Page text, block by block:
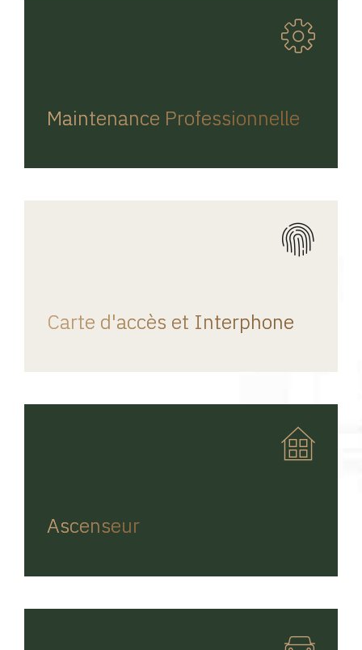
Maintenance Professionnelle
Carte d'accès et Interphone
Ascenseur